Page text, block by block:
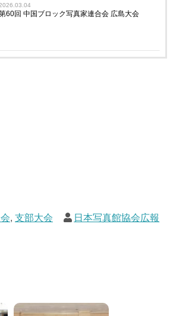
60回 中国ブロック写真家連合会 広島大会
, 支部大会
日本写真館協会広報